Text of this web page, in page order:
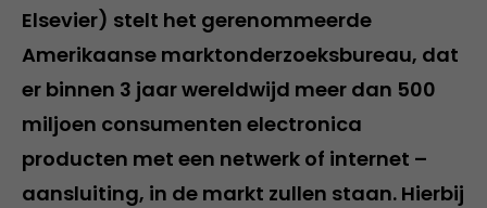
Elsevier) stelt het gerenommeerde
Amerikaanse marktonderzoeksbureau, dat
er binnen 3 jaar wereldwijd meer dan 500
miljoen consumenten electronica
producten met een netwerk of internet –
aansluiting, in de markt zullen staan. Hierbij